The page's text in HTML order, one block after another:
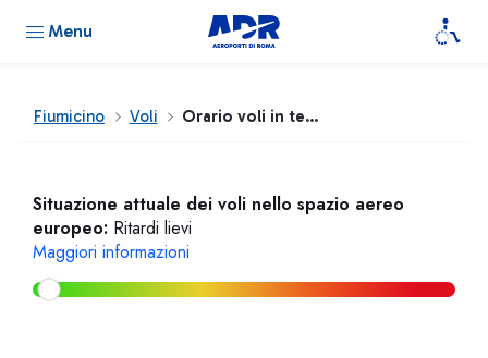
Menu
Fiumicino Voli Orario voli in tempo reale
Situazione attuale dei voli nello spazio aereo
europeo: Ritardi lievi
Maggiori informazioni